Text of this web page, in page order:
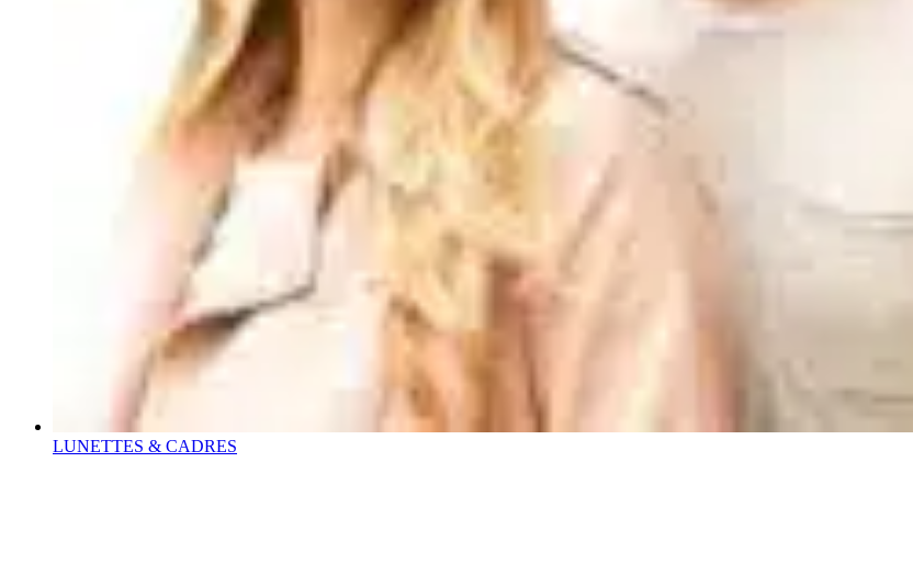
LUNETTES & CADRES